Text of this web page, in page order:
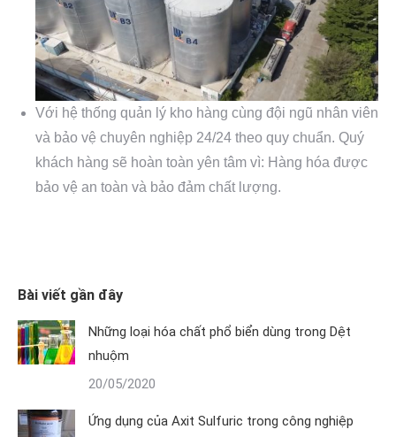
Với hệ thống quản lý kho hàng cùng đội ngũ nhân viên
và bảo vệ chuyên nghiệp 24/24 theo quy chuẩn. Quý
khách hàng sẽ hoàn toàn yên tâm vì: Hàng hóa được
bảo vệ an toàn và bảo đảm chất lượng.
Bài viết gần đây
Những loại hóa chất phổ biển dùng trong Dệt
nhuộm
20/05/2020
Ứng dụng của Axit Sulfuric trong công nghiệp